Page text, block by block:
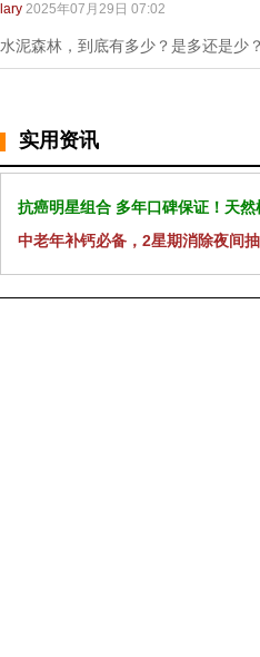
lary 2025年07月29日 07:02
水泥森林，到底有多少？是多还是少？
实用资讯
抗癌明星组合 多年口碑保证！天
中老年补钙必备，2星期消除夜间